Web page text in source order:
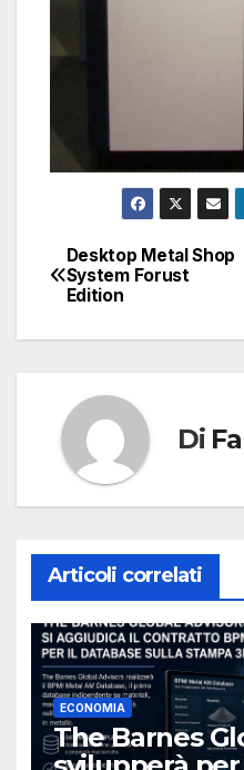
Navigazione
articoli
Desktop Metal Shop
System Forust
Edition
Di
Articoli correlati
ECONOMIA
The Barnes